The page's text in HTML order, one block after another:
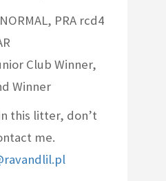
PRA rcd4
Club Winner,
Winner
this litter, don’t
me.